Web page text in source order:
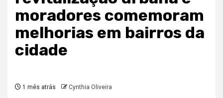
moradores comemoram
melhorias em bairros da
cidade
1 mês atrás Cynthia Oliveira